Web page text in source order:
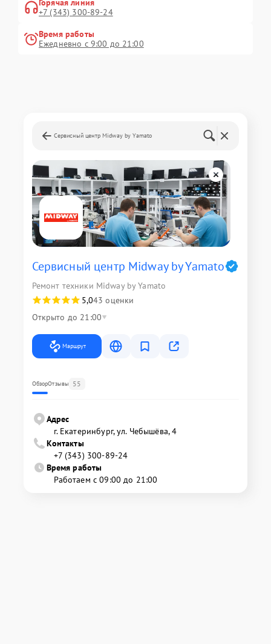
Горячая линия
+7 (343) 300-89-24
Время работы
Ежедневно с 9:00 до 21:00
Сервисный центр Midway by Yamato
Сервисный центр Midway by Yamato
Ремонт техники Midway by Yamato
5,043 оценки
Открыто до 21:00
Маршрут
ОбзорОтзывы 55
Адрес
г. Екатеринбург, ул. Чебышёва, 4
Контакты
+7 (343) 300-89-24
Время работы
Работаем с 09:00 до 21:00